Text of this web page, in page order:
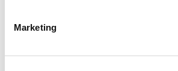
Marketing